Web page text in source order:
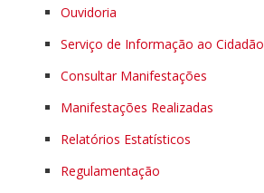
Ouvidoria
Serviço de Informação ao Cidadão
Consultar Manifestações
Manifestações Realizadas
Relatórios Estatísticos
Regulamentação